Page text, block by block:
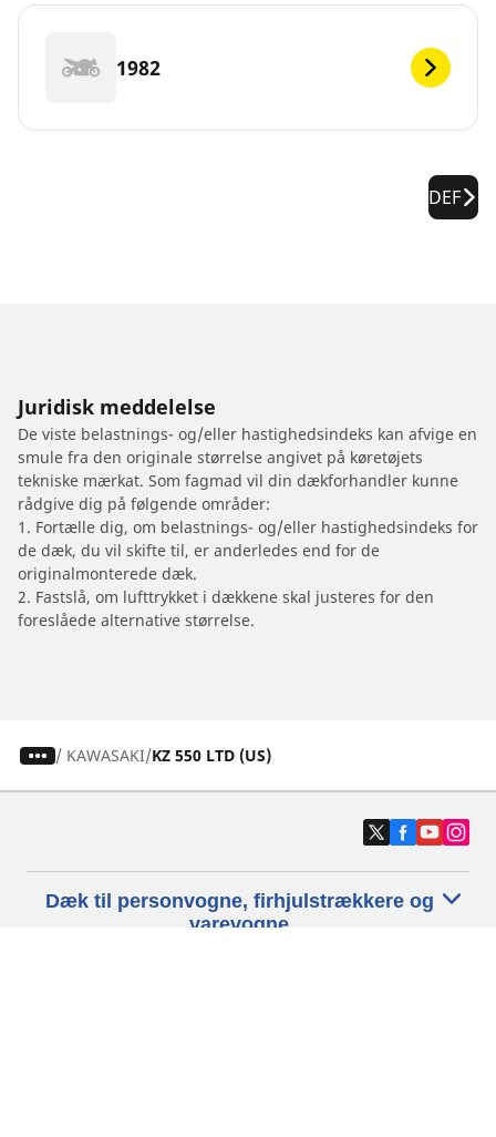
1982
DEF
Juridisk meddelelse
De viste belastnings- og/eller hastighedsindeks kan afvige en
smule fra den originale størrelse angivet på køretøjets
tekniske mærkat. Som fagmad vil din dækforhandler kunne
rådgive dig på følgende områder:
1. Fortælle dig, om belastnings- og/eller hastighedsindeks for
de dæk, du vil skifte til, er anderledes end for de
originalmonterede dæk.
2. Fastslå, om lufttrykket i dækkene skal justeres for den
foreslåede alternative størrelse.
/ KAWASAKI KZ 550 LTD (US)
Dæk til personvogne, firhjulstrækkere og
varevogne